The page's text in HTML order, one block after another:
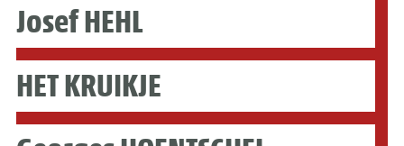
Josef HEHL
HET KRUIKJE